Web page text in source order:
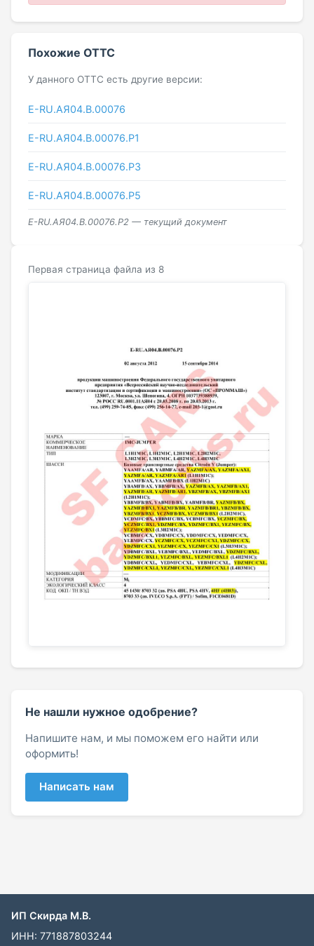
Похожие ОТТС
У данного ОТТС есть другие версии:
Е-RU.АЯ04.В.00076
Е-RU.АЯ04.В.00076.Р1
Е-RU.АЯ04.В.00076.Р3
Е-RU.АЯ04.В.00076.Р5
Е-RU.АЯ04.В.00076.Р2 — текущий документ
Первая страница файла из 8
Не нашли нужное одобрение?
Напишите нам, и мы поможем его найти или
оформить!
Написать нам
ИП Скирда М.В.
ИНН: 771887803244